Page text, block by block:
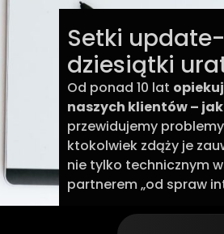
Setki
dziesiątki
Od ponad 10 lat
naszych klientów –
przewidujemy
ktokolwiek zdąży je
nie tylko technicznym
partnerem „od spraw